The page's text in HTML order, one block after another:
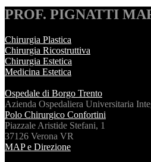
PROF. PIGNATTI
Chirurgia Plastica
Chirurgia Ricostruttiva
Chirurgia Estetica
Medicina Estetica
Ospedale di Borgo Trento
Azienda Ospedaliera Universitaria
Polo Chirurgico Confortini
Piazzale Aristide Stefani, 1
37126 Verona VR
MAP e Direzione